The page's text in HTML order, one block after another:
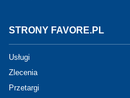
STRONY FAVORE.PL
Usługi
Zlecenia
Przetargi